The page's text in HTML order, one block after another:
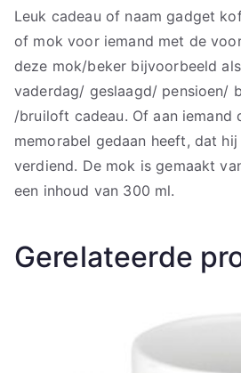
Leuk cadeau of naam gadget
of mok voor iemand met de
deze mok/beker bijvoorbeeld
vaderdag/ geslaagd/ pensioen/
/bruiloft cadeau. Of aan iemand
memorabel gedaan heeft, dat
verdiend. De mok is gemaakt
een inhoud van 300 ml.
Gerelateerde